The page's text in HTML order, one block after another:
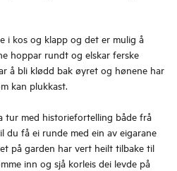
i kos og klapp og det er mulig å
hoppar rundt og elskar ferske
å bli klødd bak øyret og hønene har
kan plukkast.
tur med historiefortelling både frå
du få ei runde med ein av eigarane
på garden har vert heilt tilbake til
inn og sjå korleis dei levde på